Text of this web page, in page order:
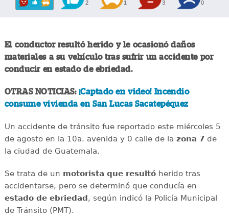
2 1 3 0
El conductor resultó herido y le ocasionó daños
materiales a su vehículo tras sufrir un accidente por
conducir en estado de ebriedad.
OTRAS NOTICIAS: ¡Captado en video! Incendio
consume vivienda en San Lucas Sacatepéquez
Un accidente de tránsito fue reportado este miércoles 5
de agosto en la 10a. avenida y 0 calle de la zona 7de
la ciudad de Guatemala.
Se trata de un motorista que resultóherido tras
accidentarse, pero se determinó que conducía en
estado de ebriedad , según indicó la Policía Municipal
de Tránsito (PMT).